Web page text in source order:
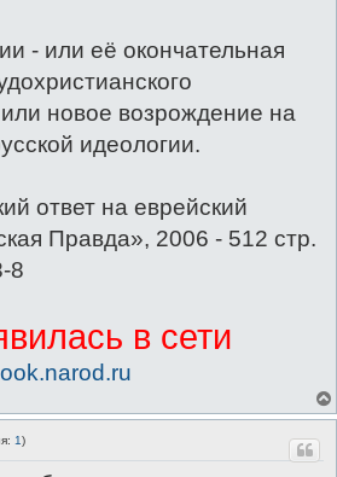
- или её окончательная
новое возрождение на
идеологии.
ответ на еврейский
Правда», 2006 - 512 стр.
8
в сети
1)